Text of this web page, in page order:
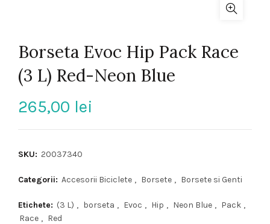
Borseta Evoc Hip Pack Race
(3 L) Red-Neon Blue
265,00 lei
SKU: 20037340
Categorii: Accesorii Biciclete , Borsete , Borsete si Genti
Etichete: (3 L) , borseta , Evoc , Hip , Neon Blue , Pack ,
Race , Red